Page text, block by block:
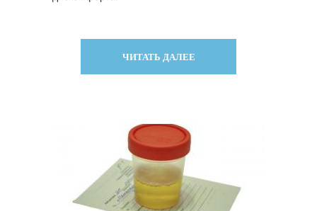
ЧИТАТЬ ДАЛЕЕ